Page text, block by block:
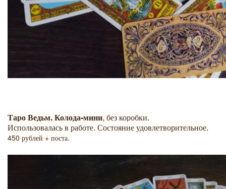
Таро Ведьм. Колода-мини, без коробки.
Использовалась в работе. Состояние удовлетворительное.
450 рублей + поста.